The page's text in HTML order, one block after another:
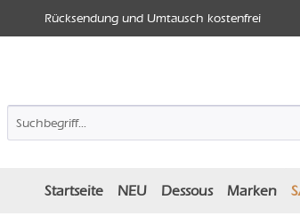
Rücksendung und Umtausch kostenfrei
Startseite NEU Dessous Marken